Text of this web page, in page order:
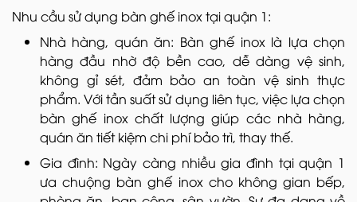
Nhu cầu sử dụng bàn ghế inox tại quận 1:
Nhà hàng, quán ăn: Bàn ghế inox là lựa chọn
hàng đầu nhờ độ bền cao, dễ dàng vệ sinh,
không gỉ sét, đảm bảo an toàn vệ sinh thực
phẩm. Với tần suất sử dụng liên tục, việc lựa chọn
bàn ghế inox chất lượng giúp các nhà hàng,
quán ăn tiết kiệm chi phí bảo trì, thay thế.
Gia đình: Ngày càng nhiều gia đình tại quận 1
ưa chuộng bàn ghế inox cho không gian bếp,